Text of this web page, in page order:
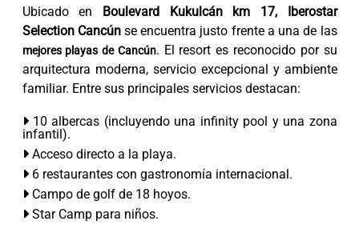
Ubicado en Boulevard Kukulcán km 17, Iberostar
Selection Cancúnse encuentra justo frente a una de las
mejores playas de Cancún. El resort es reconocido por su
arquitectura moderna, servicio excepcional y ambiente
familiar. Entre sus principales servicios destacan:
10 albercas (incluyendo una infinity pool y una zona
infantil).
Acceso directo a la playa.
6 restaurantes con gastronomía internacional.
Campo de golf de 18 hoyos.
Star Camp para niños.